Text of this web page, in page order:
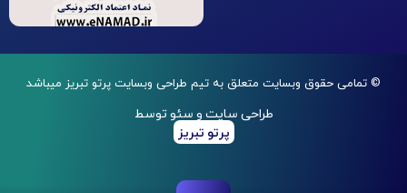
© تمامی حقوق وبسایت متعلق به تیم طراحی وبسایت پرتو تبریز میباشد
طراحی سایت و سئو توسط
پرتو تبریز